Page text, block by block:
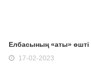
Елбасының «аты» өшті
17-02-2023